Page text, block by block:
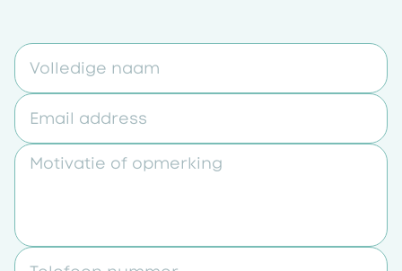
Volledige naam
Email address
Motivatie of opmerking